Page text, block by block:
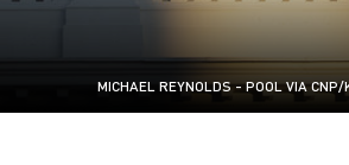
MICHAEL REYNOLDS - POOL VIA